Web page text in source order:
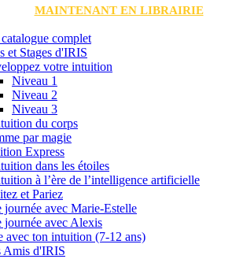
MAINTENANT EN LIBRAIRIE
complet
et Stages d'IRIS
votre intuition
Niveau 1
Niveau 2
Niveau 3
du corps
par magie
Express
dans les étoiles
à l’ère de l’intelligence artificielle
et Pariez
journée avec Marie-Estelle
journée avec Alexis
avec ton intuition (7-12 ans)
Amis d'IRIS